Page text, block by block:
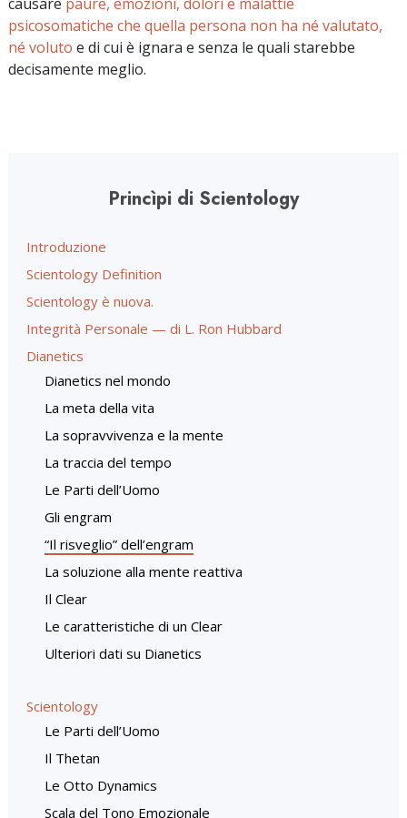
psicosomatiche che quella persona non ha né valutato,
né voluto e di cui è ignara e senza le quali starebbe
decisamente meglio.
Princìpi di Scientology
Introduzione
Scientology Definition
Scientology è nuova.
Integrità Personale — di L. Ron Hubbard
Dianetics
Dianetics nel mondo
La meta della vita
La sopravvivenza e la mente
La traccia del tempo
Le Parti dell’Uomo
Gli engram
“Il risveglio” dell’engram
La soluzione alla mente reattiva
Il Clear
Le caratteristiche di un Clear
Ulteriori dati su Dianetics
Scientology
Le Parti dell’Uomo
Il Thetan
Le Otto Dynamics
Scala del Tono Emozionale